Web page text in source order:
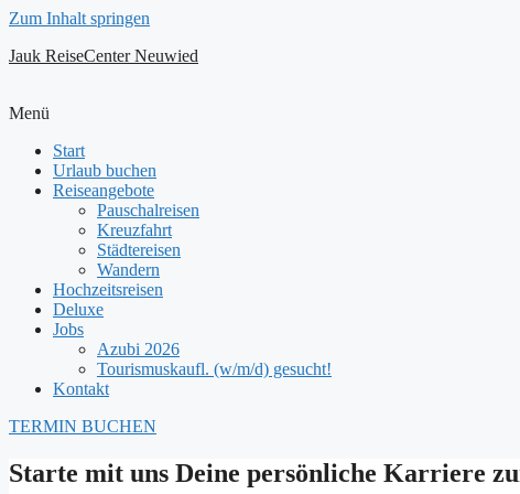
Zum Inhalt springen
Jauk ReiseCenter Neuwied
Menü
Start
Urlaub buchen
Reiseangebote
Pauschalreisen
Kreuzfahrt
Städtereisen
Wandern
Hochzeitsreisen
Deluxe
Jobs
Azubi 2026
Tourismuskaufl. (w/m/d) gesucht!
Kontakt
TERMIN BUCHEN
Starte mit uns Deine persönliche Karriere